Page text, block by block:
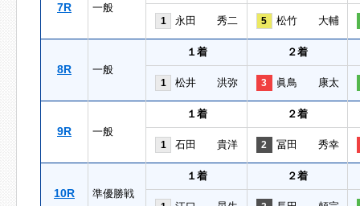
7R 一般
1 永田 秀二 5 松竹 大輔
8R 一般
１着 ２着
1 松井 洪弥 3 眞鳥 康太
9R 一般
１着 ２着
1 石田 貴洋 2 冨田 秀幸
10R 準優勝戦
１着 ２着